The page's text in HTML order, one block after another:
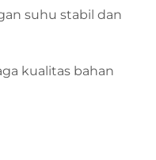
suhu stabil dan
kualitas bahan